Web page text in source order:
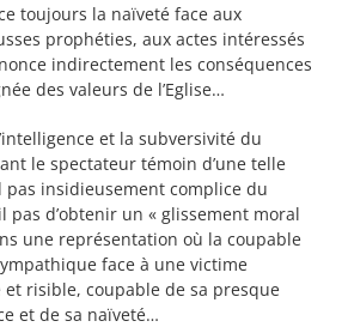
toujours la naïveté face aux
prophéties, aux actes intéressés
indirectement les conséquences
des valeurs de l’Eglise…
et la subversivité du
le spectateur témoin d’une telle
pas insidieusement complice du
d’obtenir un « glissement moral
une représentation où la coupable
face à une victime
risible, coupable de sa presque
et de sa naïveté…